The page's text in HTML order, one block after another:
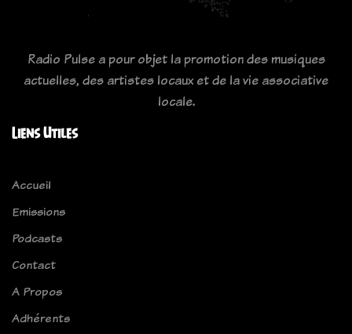
Radio Pulse a pour objet la promotion des musiques
actuelles, des artistes locaux et de la vie associative
locale.
Liens Utiles
Accueil
Emissions
Podcasts
Contact
A Propos
Adhérents